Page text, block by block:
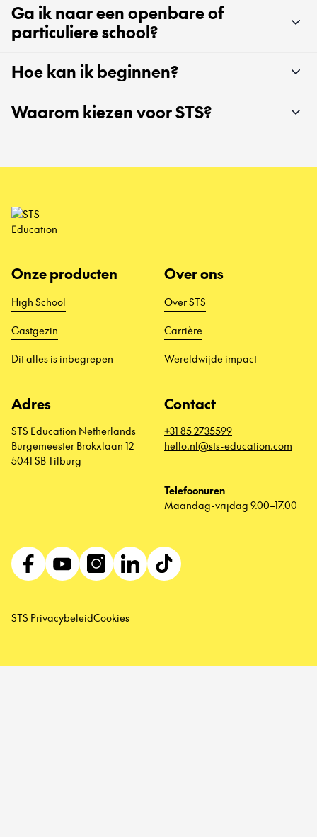
Ga ik naar een openbare of
particuliere school?
Hoe kan ik beginnen?
Waarom kiezen voor STS?
Onze producten
High School
Gastgezin
Dit alles is inbegrepen
Over ons
Over STS
Carrière
Wereldwijde impact
Adres
STS Education Netherlands
Burgemeester Brokxlaan 12
5041 SB Tilburg
Contact
+31 85 2735599
hello.nl@sts-education.com
Telefoonuren
Maandag-vrijdag 9.00–17.00
STS PrivacybeleidCookies